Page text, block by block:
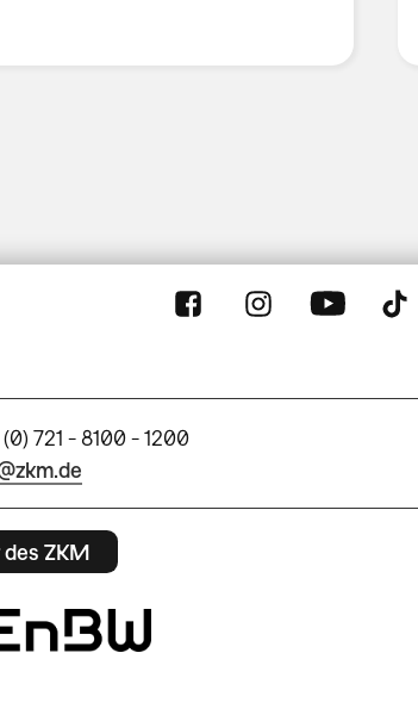
721 - 8100 - 1200
ZKM